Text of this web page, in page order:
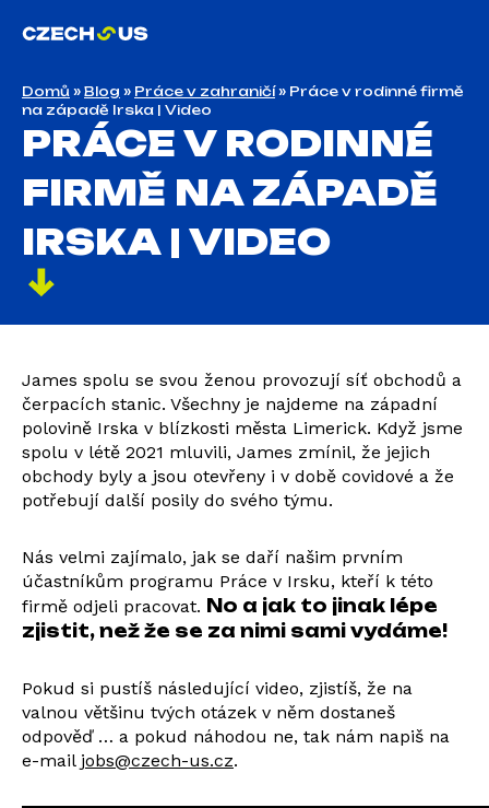
Domů » Blog » Práce v zahraničí» Práce v rodinné firmě
na západě Irska | Video
PRÁCE V RODINNÉ
FIRMĚ NA ZÁPADĚ
IRSKA | VIDEO
James spolu se svou ženou provozují síť obchodů a
čerpacích stanic. Všechny je najdeme na západní
polovině Irska v blízkosti města Limerick. Když jsme
spolu v létě 2021 mluvili, James zmínil, že jejich
obchody byly a jsou otevřeny i v době covidové a že
potřebují další posily do svého týmu.
Nás velmi zajímalo, jak se daří našim prvním
účastníkům programu Práce v Irsku, kteří k této
firmě odjeli pracovat. No a jak to jinak lépe
zjistit, než že se za nimi sami vydáme!
Pokud si pustíš následující video, zjistíš, že na
valnou většinu tvých otázek v něm dostaneš
odpověď … a pokud náhodou ne, tak nám napiš na
e-mail jobs@czech-us.cz.